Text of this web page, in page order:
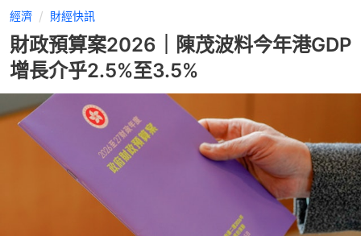
經濟 財經快訊
財政預算案2026｜陳茂波料今年港GDP
增長介乎2.5%至3.5%